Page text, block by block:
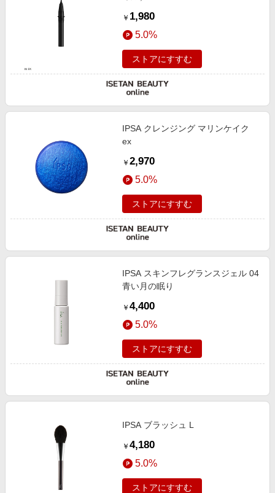
￥ 1,980
5.0%
ストアにすすむ
IPSA クレンジング マリンケイク
ex
￥ 2,970
5.0%
ストアにすすむ
IPSA スキンフレグランスジェル 04
青い月の眠り
￥ 4,400
5.0%
ストアにすすむ
IPSA ブラッシュ L
￥ 4,180
5.0%
ストアにすすむ